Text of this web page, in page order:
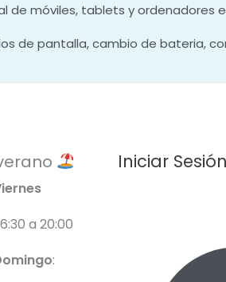
de móviles, tablets y ordenadores
de pantalla, cambio de bateria,
a 20:00
:
Iniciar Sesión